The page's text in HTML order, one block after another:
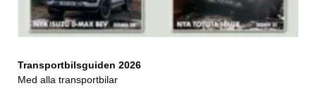
Transportbilsguiden 2026
Med alla transportbilar